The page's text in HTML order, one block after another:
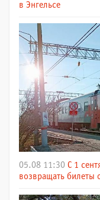
в Энгельсе
05.08 11:30 С 1
возвращать билеты